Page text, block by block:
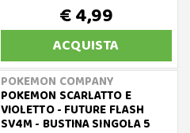
€ 4,99
ACQUISTA
POKEMON COMPANY
POKEMON SCARLATTO E
VIOLETTO - FUTURE FLASH
SV4M - BUSTINA SINGOLA 5